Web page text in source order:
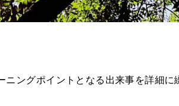
ングポイントとなる出来事を詳細に